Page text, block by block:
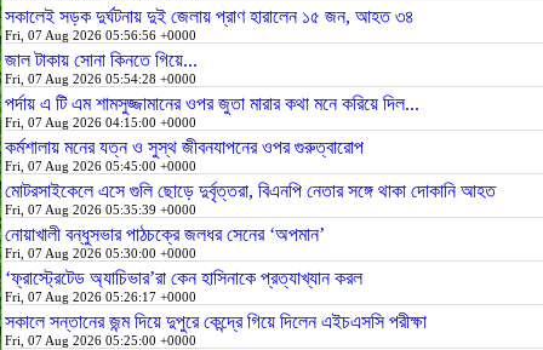
সকালেই সড়ক দুর্ঘটনায় দুই জেলায় প্রাণ হারালেন ১৫ জন, আহত ৩৪
Fri, 07 Aug 2026 05:56:56 +0000
জাল টাকায় সোনা কিনতে গিয়ে...
Fri, 07 Aug 2026 05:54:28 +0000
পর্দায় এ টি এম শামসুজ্জামানের ওপর জুতা মারার কথা মনে করিয়ে দিল...
Fri, 07 Aug 2026 04:15:00 +0000
কর্মশালায় মনের যত্ন ও সুস্থ জীবনযাপনের ওপর গুরুত্বারোপ
Fri, 07 Aug 2026 05:45:00 +0000
মোটরসাইকেলে এসে গুলি ছোড়ে দুর্বৃত্তরা, বিএনপি নেতার সঙ্গে থাকা দোকানি আহত
Fri, 07 Aug 2026 05:35:39 +0000
নোয়াখালী বন্ধুসভার পাঠচক্রে জলধর সেনের ‘অপমান’
Fri, 07 Aug 2026 05:30:00 +0000
‘ফ্রাস্ট্রেটেড অ্যাচিভার’রা কেন হাসিনাকে প্রত্যাখ্যান করল
Fri, 07 Aug 2026 05:26:17 +0000
সকালে সন্তানের জন্ম দিয়ে দুপুরে কেন্দ্রে গিয়ে দিলেন এইচএসসি পরীক্ষা
Fri, 07 Aug 2026 05:25:00 +0000